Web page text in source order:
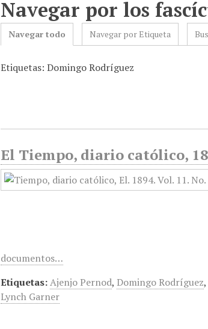
Navegar por los
Navegar todo Navegar por Etiqueta
Etiquetas: Domingo Rodríguez
El Tiempo, diario católico,
documentos…
Etiquetas:Ajenjo Pernod, Domingo Rodríguez,
Lynch Garner